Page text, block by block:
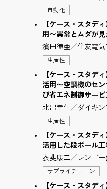
自動化
【ケース・スタデ
用〜異常とムダが
濱田徳亜／住友電
生産性
【ケース・スタデ
活用〜空調機のセ
び省エネ制御サー
北出幸生／ダイキ
生産性
【ケース・スタデ
活⽤した段ボール
衣斐康二／レンゴー
サプライチェーン
【ケース・スタデ